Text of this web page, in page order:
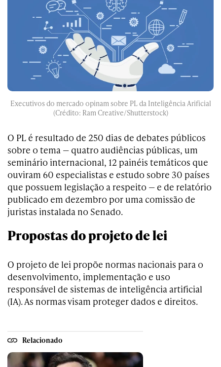
Executivos do mercado opinam sobre PL da Inteligência Arificial
(Crédito: Ram Creative/Shutterstock)
O PL é resultado de 250 dias de debates públicos
sobre o tema — quatro audiências públicas, um
seminário internacional, 12 painéis temáticos que
ouviram 60 especialistas e estudo sobre 30 países
que possuem legislação a respeito — e de relatório
publicado em dezembro por uma comissão de
juristas instalada no Senado.
Propostas do projeto de lei
O projeto de lei propõe normas nacionais para o
desenvolvimento, implementação e uso
responsável de sistemas de inteligência artificial
(IA). As normas visam proteger dados e direitos.
Relacionado